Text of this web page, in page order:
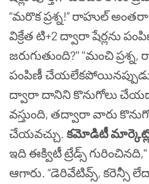
“మరొక ప్రశ్న!” రాహుల్
విక్రేత టి+2 ద్వారా షేర్లను
జరుగుతుంది?" "మంచి ప్రశ్న,
పంపిణీ
ద్వారా దానిని కొనుగోలు
వస్తుంది, తద్వారా వారు
చేయవచ్చు. కమోడిటీ
ఇది ఈక్విటీ ట్రేడ్స్
ఆగారు. “డెరివేటివ్స్,